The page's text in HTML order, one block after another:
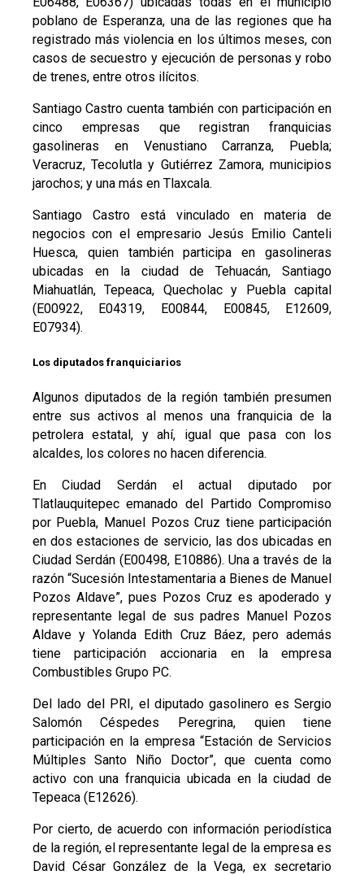
poblano de Esperanza, una de las regiones que ha
registrado más violencia en los últimos meses, con
casos de secuestro y ejecución de personas y robo
de trenes, entre otros ilícitos.
Santiago Castro cuenta también con participación en
cinco empresas que registran franquicias
gasolineras en Venustiano Carranza, Puebla;
Veracruz, Tecolutla y Gutiérrez Zamora, municipios
jarochos; y una más en Tlaxcala.
Santiago Castro está vinculado en materia de
negocios con el empresario Jesús Emilio Canteli
Huesca, quien también participa en gasolineras
ubicadas en la ciudad de Tehuacán, Santiago
Miahuatlán, Tepeaca, Quecholac y Puebla capital
(E00922, E04319, E00844, E00845, E12609,
E07934).
Los diputados franquiciarios
Algunos diputados de la región también presumen
entre sus activos al menos una franquicia de la
petrolera estatal, y ahí, igual que pasa con los
alcaldes, los colores no hacen diferencia.
En Ciudad Serdán el actual diputado por
Tlatlauquitepec emanado del Partido Compromiso
por Puebla, Manuel Pozos Cruz tiene participación
en dos estaciones de servicio, las dos ubicadas en
Ciudad Serdán (E00498, E10886). Una a través de la
razón “Sucesión Intestamentaria a Bienes de Manuel
Pozos Aldave”, pues Pozos Cruz es apoderado y
representante legal de sus padres Manuel Pozos
Aldave y Yolanda Edith Cruz Báez, pero además
tiene participación accionaria en la empresa
Combustibles Grupo PC.
Del lado del PRI, el diputado gasolinero es Sergio
Salomón Céspedes Peregrina, quien tiene
participación en la empresa “Estación de Servicios
Múltiples Santo Niño Doctor”, que cuenta como
activo con una franquicia ubicada en la ciudad de
Tepeaca (E12626).
Por cierto, de acuerdo con información periodística
de la región, el representante legal de la empresa es
David César González de la Vega, ex secretario